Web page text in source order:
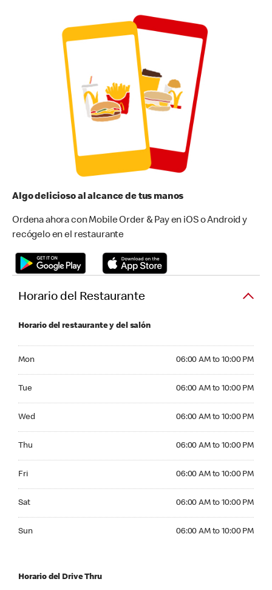
Algo delicioso al alcance de tus manos
Ordena ahora con Mobile Order & Pay en iOS o Android y
recógelo en el restaurante
Horario del Restaurante
Horario del restaurante y del salón
Mon 06:00 AM to 10:00 PM
Tue 06:00 AM to 10:00 PM
Wed 06:00 AM to 10:00 PM
Thu 06:00 AM to 10:00 PM
Fri 06:00 AM to 10:00 PM
Sat 06:00 AM to 10:00 PM
Sun 06:00 AM to 10:00 PM
Horario del Drive Thru